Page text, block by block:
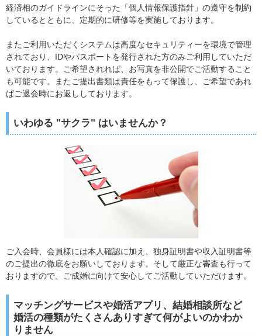
経済相のガイドラインにそった「個人情報保護指針」の遵守を制約
しているとともに、定期的に研修等を実施しております。
またご利用いただくシステムは高度なセキュリティーを環境で管理
されており、IDやパスポートを発行された方のみご利用していただ
いております。ご希望されれば、お写真を非公開でご活動すること
も可能です。またご提出書類は責任をもって保護し、ご希望であれ
ばご退会時にお返ししております。
いわゆる "サクラ" はいませんか？
ご入会時、会員様には本人確認に加え、独身証明書や収入証明書等
のご提出の徹底をお願いしております。そして厳正な審査も行って
おりますので、ご成婚に向けて安心してご活動していただけます。
マッチングサービスや婚活アプリ、結婚相談所など
婚活の種類がたくさんありすぎて何がよいのかわか
りません